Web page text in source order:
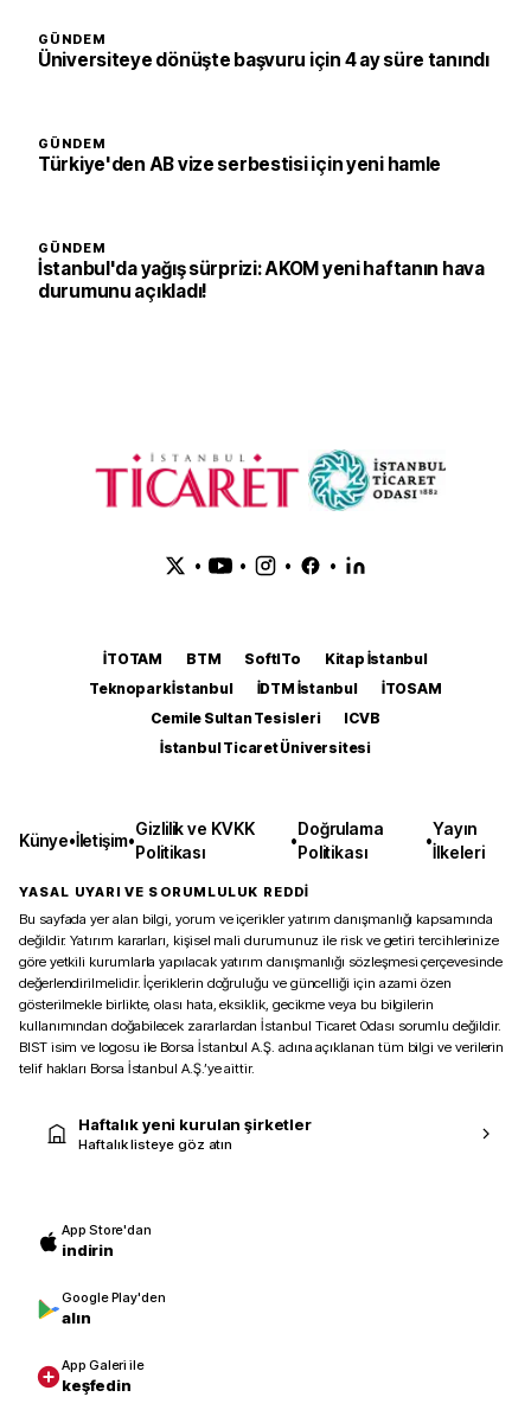
GÜNDEM
Üniversiteye dönüşte başvuru için 4 ay süre tanındı
GÜNDEM
Türkiye'den AB vize serbestisi için yeni hamle
GÜNDEM
İstanbul'da yağış sürprizi: AKOM yeni haftanın hava
durumunu açıkladı!
• • • •
İTOTAM BTM SoftITo
Kitap İstanbul
Teknopark İstanbul
İDTM İstanbul
İTOSAM
Cemile Sultan Tesisleri
ICVB
İstanbul Ticaret Üniversitesi
Künye•İletişim•
Gizlilik ve KVKK
Politikası
•
Doğrulama
Politikası
•
Yayın
İlkeleri
YASAL UYARI VE SORUMLULUK REDDİ
Bu sayfada yer alan bilgi, yorum ve içerikler yatırım danışmanlığı kapsamında
değildir. Yatırım kararları, kişisel mali durumunuz ile risk ve getiri tercihlerinize
göre yetkili kurumlarla yapılacak yatırım danışmanlığı sözleşmesi çerçevesinde
değerlendirilmelidir. İçeriklerin doğruluğu ve güncelliği için azami özen
gösterilmekle birlikte, olası hata, eksiklik, gecikme veya bu bilgilerin
kullanımından doğabilecek zararlardan İstanbul Ticaret Odası sorumlu değildir.
BIST isim ve logosu ile Borsa İstanbul A.Ş. adına açıklanan tüm bilgi ve verilerin
telif hakları Borsa İstanbul A.Ş.’ye aittir.
Haftalık yeni kurulan şirketler
Haftalık listeye göz atın
App Store'dan
indirin
Google Play'den
alın
App Galeri ile
keşfedin